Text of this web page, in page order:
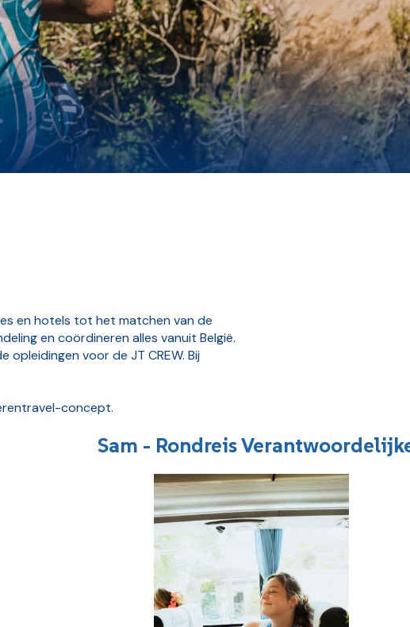
en hotels tot het matchen van de
en coördineren alles vanuit België.
voor de JT CREW. Bij
concept.
Sam - Rondreis